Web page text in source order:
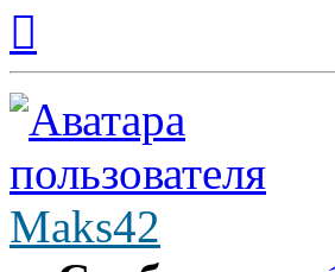
началу
Maks42